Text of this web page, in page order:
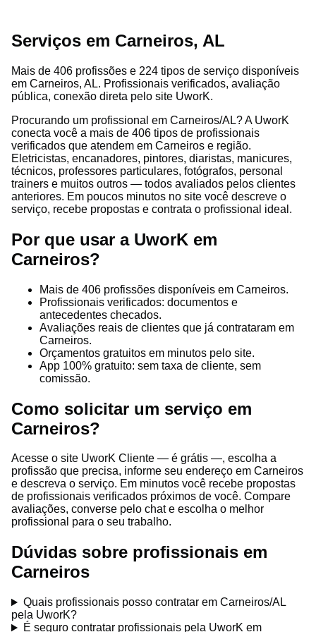
Serviços em Carneiros, AL
Mais de 406 profissões e 224 tipos de serviço disponíveis
em Carneiros, AL. Profissionais verificados, avaliação
pública, conexão direta pelo site UworK.
Procurando um profissional em Carneiros/AL? A UworK
conecta você a mais de 406 tipos de profissionais
verificados que atendem em Carneiros e região.
Eletricistas, encanadores, pintores, diaristas, manicures,
técnicos, professores particulares, fotógrafos, personal
trainers e muitos outros — todos avaliados pelos clientes
anteriores. Em poucos minutos no site você descreve o
serviço, recebe propostas e contrata o profissional ideal.
Por que usar a UworK em
Carneiros?
Mais de 406 profissões disponíveis em Carneiros.
Profissionais verificados: documentos e
antecedentes checados.
Avaliações reais de clientes que já contrataram em
Carneiros.
Orçamentos gratuitos em minutos pelo site.
App 100% gratuito: sem taxa de cliente, sem
comissão.
Como solicitar um serviço em
Carneiros?
Acesse o site UworK Cliente — é grátis —, escolha a
profissão que precisa, informe seu endereço em Carneiros
e descreva o serviço. Em minutos você recebe propostas
de profissionais verificados próximos de você. Compare
avaliações, converse pelo chat e escolha o melhor
profissional para o seu trabalho.
Dúvidas sobre profissionais em
Carneiros
Quais profissionais posso contratar em Carneiros/AL
pela UworK?
É seguro contratar profissionais pela UworK em